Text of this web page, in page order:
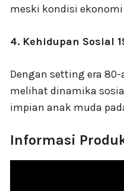
meski kondisi
4. Kehidupan Sosial
Dengan setting era
melihat dinamika
impian anak muda
Informasi